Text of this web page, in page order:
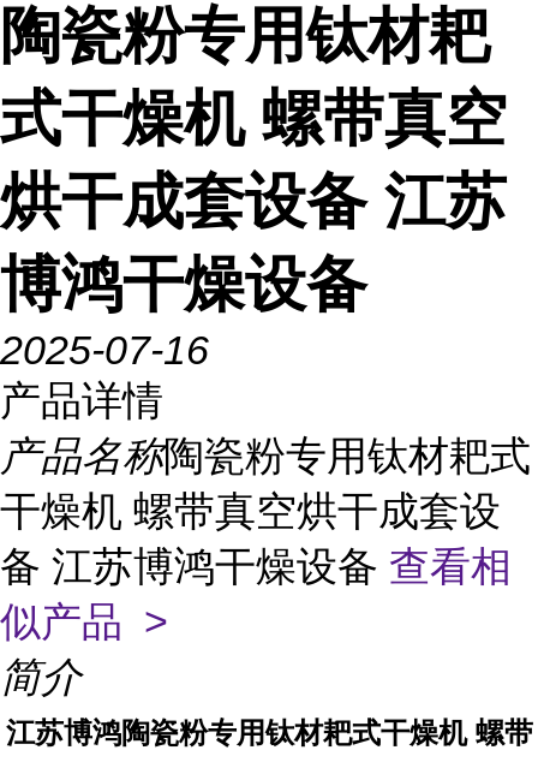
陶瓷粉专用钛材耙
式干燥机 螺带真空
烘干成套设备 江苏
博鸿干燥设备
2025-07-16
产品详情
产品名称陶瓷粉专用钛材耙式
干燥机 螺带真空烘干成套设
备 江苏博鸿干燥设备 查看相
似产品 >
简介
江苏博鸿陶瓷粉专用钛材耙式干燥机 螺带